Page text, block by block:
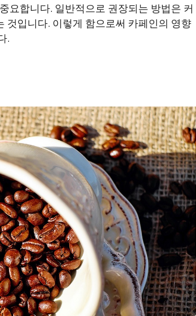
요합니다. 일반적으로 권장되는 방법은 커
것입니다. 이렇게 함으로써 카페인의 영향
.